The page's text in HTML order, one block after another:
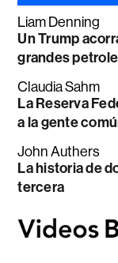
Liam Denning
Un Trump
grandes
Claudia Sahm
La Reserva
a la gente
John Authers
La historia de
tercera